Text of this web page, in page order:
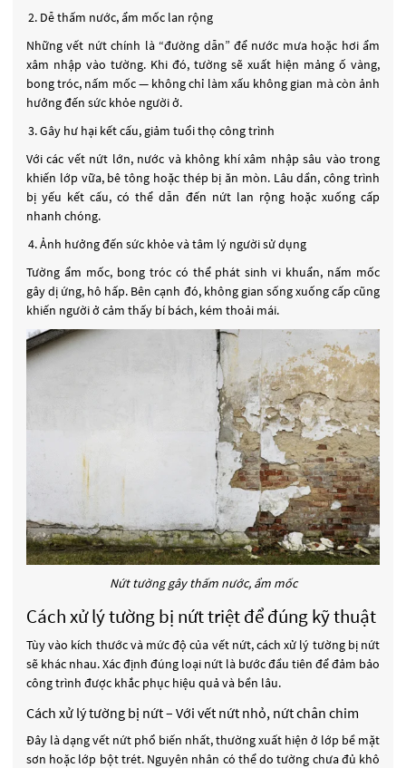
Dễ thấm nước, ẩm mốc lan rộng
Những vết nứt chính là “đường dẫn” để nước mưa hoặc hơi ẩm
xâm nhập vào tường. Khi đó, tường sẽ xuất hiện mảng ố vàng,
bong tróc, nấm mốc — không chỉ làm xấu không gian mà còn ảnh
hưởng đến sức khỏe người ở.
Gây hư hại kết cấu, giảm tuổi thọ công trình
Với các vết nứt lớn, nước và không khí xâm nhập sâu vào trong
khiến lớp vữa, bê tông hoặc thép bị ăn mòn. Lâu dần, công trình
bị yếu kết cấu, có thể dẫn đến nứt lan rộng hoặc xuống cấp
nhanh chóng.
Ảnh hưởng đến sức khỏe và tâm lý người sử dụng
Tường ẩm mốc, bong tróc có thể phát sinh vi khuẩn, nấm mốc
gây dị ứng, hô hấp. Bên cạnh đó, không gian sống xuống cấp cũng
khiến người ở cảm thấy bí bách, kém thoải mái.
Nứt tường gây thấm nước, ẩm mốc
Cách xử lý tường bị nứt triệt để đúng kỹ thuật
Tùy vào kích thước và mức độ của vết nứt, cách xử lý tường bị nứt
sẽ khác nhau. Xác định đúng loại nứt là bước đầu tiên để đảm bảo
công trình được khắc phục hiệu quả và bền lâu.
Cách xử lý tường bị nứt – Với vết nứt nhỏ, nứt chân chim
Đây là dạng vết nứt phổ biến nhất, thường xuất hiện ở lớp bề mặt
sơn hoặc lớp bột trét. Nguyên nhân có thể do tường chưa đủ khô